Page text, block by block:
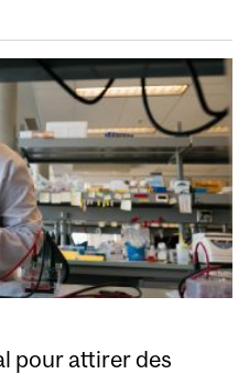
pour attirer des